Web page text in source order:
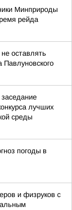
Минприроды
рейда
оставлять
лучших
среды
погоды в
и физруков с